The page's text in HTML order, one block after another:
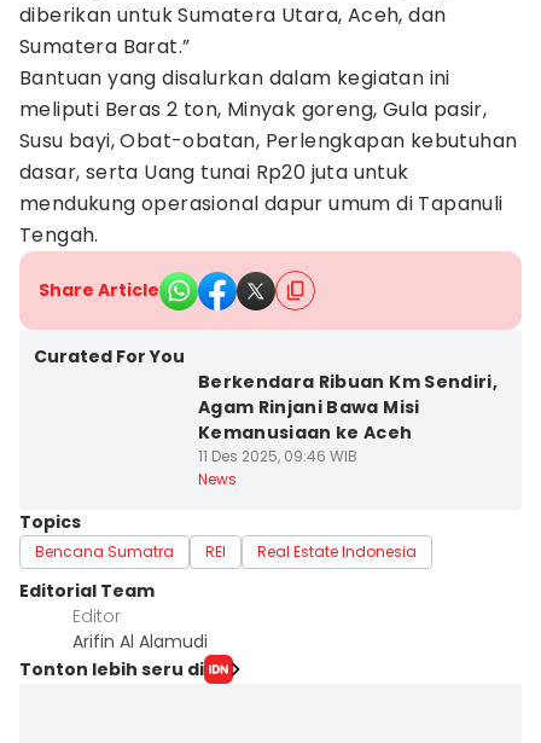
diberikan untuk Sumatera Utara, Aceh, dan
Sumatera Barat.”
Bantuan yang disalurkan dalam kegiatan ini
meliputi Beras 2 ton, Minyak goreng, Gula pasir,
Susu bayi, Obat-obatan, Perlengkapan kebutuhan
dasar, serta Uang tunai Rp20 juta untuk
mendukung operasional dapur umum di Tapanuli
Tengah.
Share Article
Curated For You
Berkendara Ribuan Km Sendiri,
Agam Rinjani Bawa Misi
Kemanusiaan ke Aceh
11 Des 2025, 09:46 WIB
News
Topics
Bencana Sumatra REI Real Estate Indonesia
Editorial Team
Editor
Arifin Al Alamudi
Tonton lebih seru di